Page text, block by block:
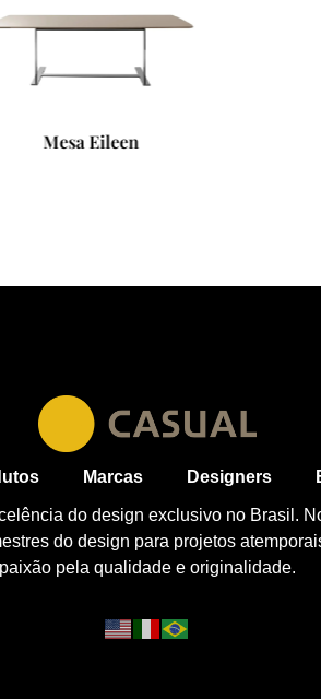
Poltrona
Marcas Designers
do design exclusivo no Brasil.
do design para projetos
paixão pela qualidade e originalidade.